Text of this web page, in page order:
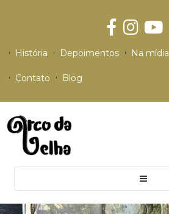
História Depoimentos Na mídia
Contato Blog